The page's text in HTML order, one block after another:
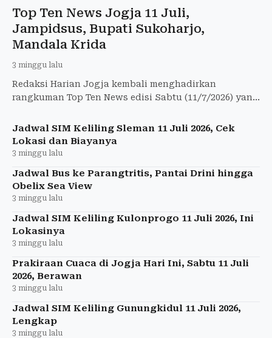
Top Ten News Jogja 11 Juli,
Jampidsus, Bupati Sukoharjo,
Mandala Krida
3 minggu lalu
Redaksi Harian Jogja kembali menghadirkan
rangkuman Top Ten News edisi Sabtu (11/7/2026) yang
Jadwal SIM Keliling Sleman 11 Juli 2026, Cek
Lokasi dan Biayanya
3 minggu lalu
Jadwal Bus ke Parangtritis, Pantai Drini hingga
Obelix Sea View
3 minggu lalu
Jadwal SIM Keliling Kulonprogo 11 Juli 2026, Ini
Lokasinya
3 minggu lalu
Prakiraan Cuaca di Jogja Hari Ini, Sabtu 11 Juli
2026, Berawan
3 minggu lalu
Jadwal SIM Keliling Gunungkidul 11 Juli 2026,
Lengkap
3 minggu lalu